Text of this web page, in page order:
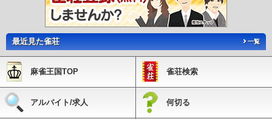
最近見た雀荘 一覧
麻雀王国TOP 雀荘検索
アルバイト/求人 何切る